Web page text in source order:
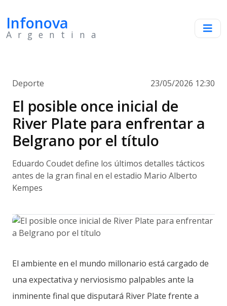
Infonova
Argentina
Deporte 23/05/2026 12:30
El posible once inicial de
River Plate para enfrentar a
Belgrano por el título
Eduardo Coudet define los últimos detalles tácticos
antes de la gran final en el estadio Mario Alberto
Kempes
El ambiente en el mundo millonario está cargado de
una expectativa y nerviosismo palpables ante la
inminente final que disputará River Plate frente a